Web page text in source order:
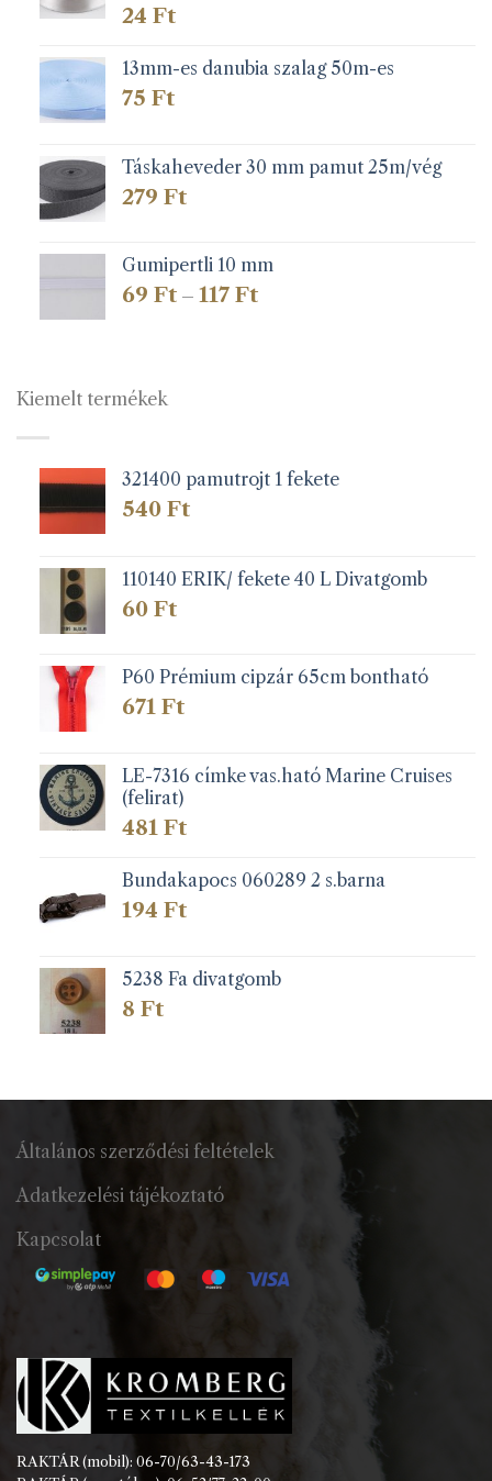
24 Ft
13mm-es danubia szalag 50m-es
75 Ft
Táskaheveder 30 mm pamut 25m/vég
279 Ft
Gumipertli 10 mm
69 Ft – 117 FtÁrtartomány:
Kiemelt termékek
321400 pamutrojt 1 fekete
540 Ft
110140 ERIK/ fekete 40 L Divatgomb
60 Ft
P60 Prémium cipzár 65cm bontható
671 Ft
LE-7316 címke vas.ható Marine Cruises
(felirat)
481 Ft
Bundakapocs 060289 2 s.barna
194 Ft
5238 Fa divatgomb
8 Ft
Általános szerződési feltételek
Adatkezelési tájékoztató
Kapcsolat
RAKTÁR (mobil): 06-70/63-43-173